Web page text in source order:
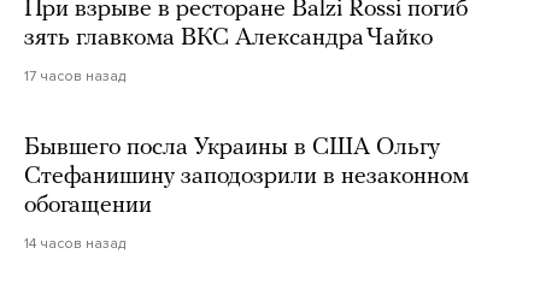
При взрыве в ресторане Balzi Rossi погиб
зять главкома ВКС Александра Чайко
17 часов назад
Бывшего посла Украины в США Ольгу
Стефанишину заподозрили в незаконном
обогащении
14 часов назад